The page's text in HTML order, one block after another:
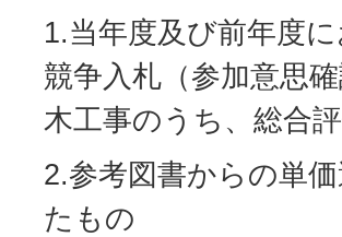
1.当年度及び前年度
競争入札（参加意思
木工事のうち、総合
2.参考図書からの単
たもの